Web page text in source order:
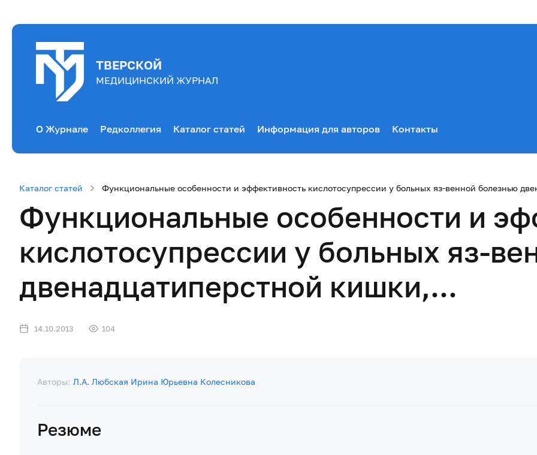
ТВЕРСКОЙ
МЕДИЦИНСКИЙ ЖУРНАЛ
О Журнале Редколлегия Каталог статей Информация для авторов Контакты
Каталог статей Функциональные особенности и эффективность кислотосупрессии у больных яз-венной болезнью
Функциональные особенности и
кислотосупрессии у больных яз-
двенадцатиперстной кишки,...
14.10.2013 104
Авторы: Л.А. Любская Ирина Юрьевна Колесникова
Резюме